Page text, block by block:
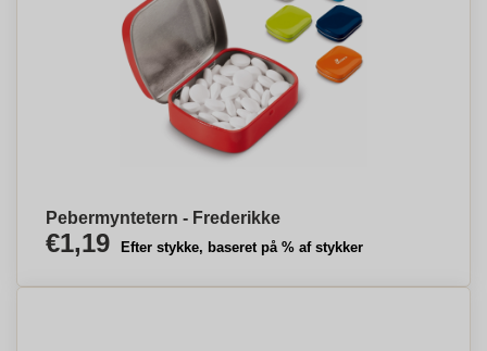
Pebermyntetern - Frederikke
€1,19 Efter stykke, baseret på % af stykker